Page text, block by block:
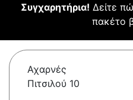
Συγχαρητήρια! Δείτε
πακέτο
Αχαρνές
Πιτσιλού 10